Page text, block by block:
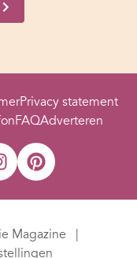
Privacy statement
FAQAdverteren
Magazine